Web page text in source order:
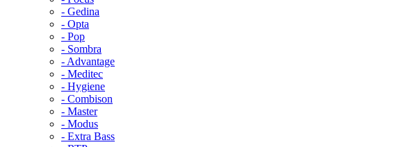
- Gedina
- Opta
- Pop
- Sombra
- Advantage
- Meditec
- Hygiene
- Combison
- Master
- Modus
- Extra Bass